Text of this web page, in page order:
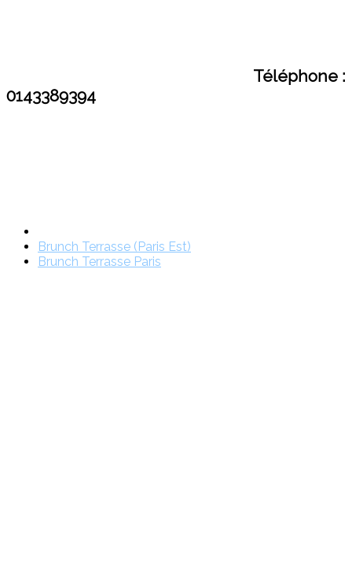
Téléphone :
0143389394
Brunch Terrasse (Paris Est)
Brunch Terrasse Paris